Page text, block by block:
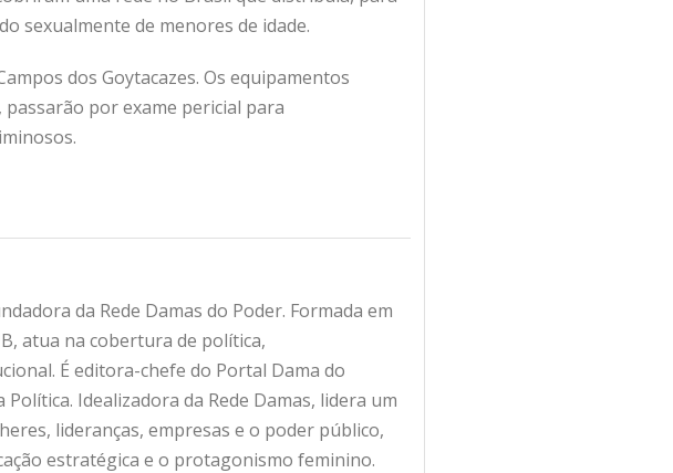
sexualmente de menores de idade.
dos Goytacazes. Os equipamentos
por exame pericial para
da Rede Damas do Poder. Formada em
atua na cobertura de política,
É editora-chefe do Portal Dama do
Idealizadora da Rede Damas, lidera um
lideranças, empresas e o poder público,
estratégica e o protagonismo feminino.